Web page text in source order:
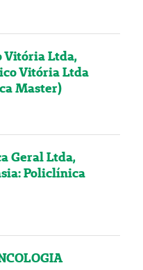
Vitória Ltda,
Vitória Ltda
Master)
Geral Ltda,
Policlínica